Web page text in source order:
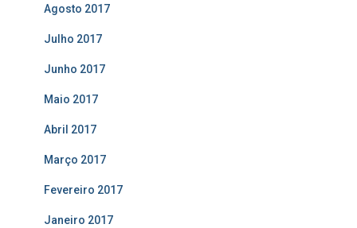
Agosto 2017
Julho 2017
Junho 2017
Maio 2017
Abril 2017
Março 2017
Fevereiro 2017
Janeiro 2017